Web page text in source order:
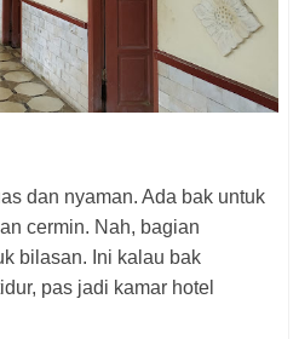
dan nyaman. Ada bak untuk
cermin. Nah, bagian
bilasan. Ini kalau bak
pas jadi kamar hotel